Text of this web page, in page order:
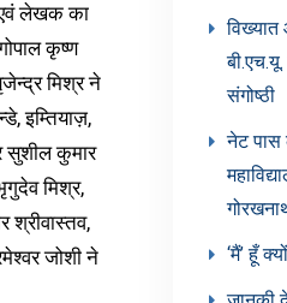
एवं लेखक का
कृष्ण
मिश्र ने
इम्तियाज़,
सुशील कुमार
मिश्र,
श्रीवास्तव,
जोशी ने
संगोष्ठी
नेट पास
‘मैं’ हूँ